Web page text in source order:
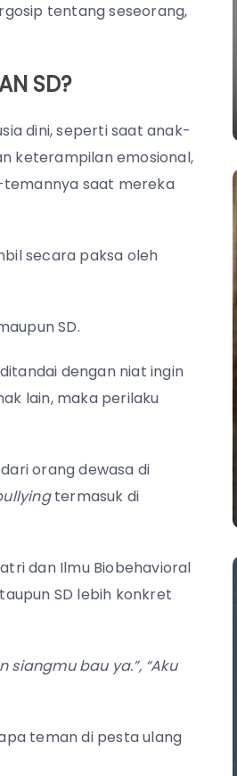
tentang seseorang,
SD?
dini, seperti saat anak-
keterampilan emosional,
temannya saat mereka
secara paksa oleh
SD.
dengan niat ingin
lain, maka perilaku
orang dewasa di
termasuk di
dan Ilmu Biobehavioral
SD lebih konkret
siangmu bau ya.”, “Aku
teman di pesta ulang